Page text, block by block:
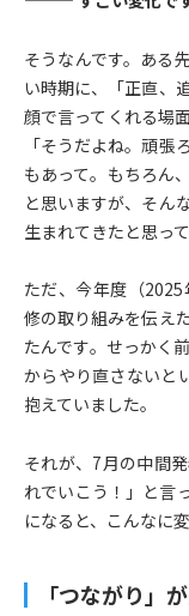
そうなんです。ある
い時期に、「正直、
顔で言ってくれる場
「そうだよね。頑
もあって。もちろん
と思いますが、そん
生まれてきたと思って
ただ、今年度（
修の取り組みを伝え
たんです。せっかく
からやり直さないと
抱えていました。
それが、7月の中間
れでいこう！」と言
になると、こんなに
「つながり」